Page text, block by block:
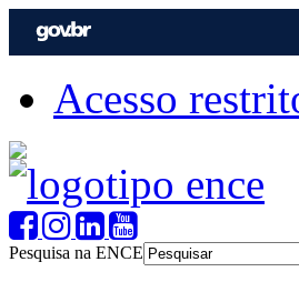
Acesso
Pesquisa na ENCE